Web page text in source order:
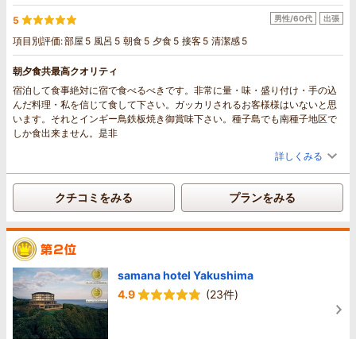
らまた利用したいです。
5
項目別評価:部屋 5 風呂 5 朝食 5 夕食 5 接客 5 清潔感 5
男性/60代 出張
朝夕食共最高クオリティ
宿泊して食事絶対に宿で食べるべきです。非常に量・味・盛り付け・手の込
んだ料理・私を信じて食して下さい。ガッカリされるお客様様はいないと思
います。それとインギー鳥鉄板焼き御賞味下さい。種子島でも南種子地区で
しか食出来ません。是非
詳しくみる
クチコミをみる プランをみる
samana hotel Yakushima
4.9
(23件)